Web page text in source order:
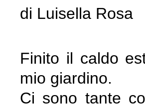
di Luisella Rosa
Finito il caldo
mio giardino.
Ci sono tante